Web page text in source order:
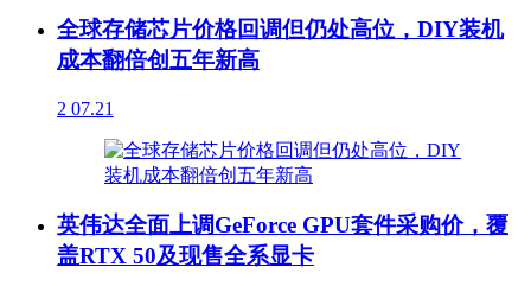
全球存储芯片价格回调但仍处高位，DIY装机
成本翻倍创五年新高
2 07.21
英伟达全面上调GeForce GPU套件采购价，覆
盖RTX 50及现售全系显卡